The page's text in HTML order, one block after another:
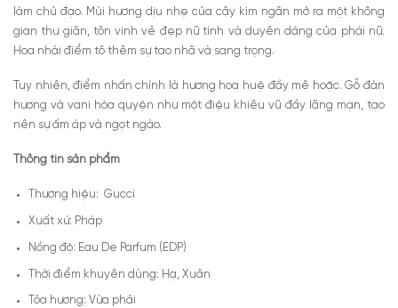
làm chủ đạo. Mùi hương dịu nhẹ của cây kim ngân mở ra một không
gian thư giãn, tôn vinh vẻ đẹp nữ tính và duyên dáng của phái nữ.
Hoa nhài điểm tô thêm sự tao nhã và sang trọng.
Tuy nhiên, điểm nhấn chính là hương hoa huệ đầy mê hoặc. Gỗ đàn
hương và vani hòa quyện như một điệu khiêu vũ đầy lãng mạn, tạo
nên sự ấm áp và ngọt ngào.
Thông tin sản phẩm
Thương hiệu: Gucci
Xuất xứ: Pháp
Nồng độ: Eau De Parfum (EDP)
Thời điểm khuyên dùng: Hạ, Xuân
Tỏa hương: Vừa phải